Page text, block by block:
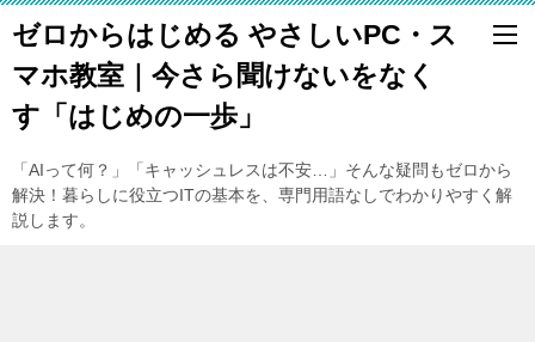
ゼロからはじめる やさしいPC・ス
マホ教室｜今さら聞けないをなく
す「はじめの一歩」
「AIって何？」「キャッシュレスは不安…」そんな疑問もゼロから
解決！暮らしに役立つITの基本を、専門用語なしでわかりやすく解
説します。